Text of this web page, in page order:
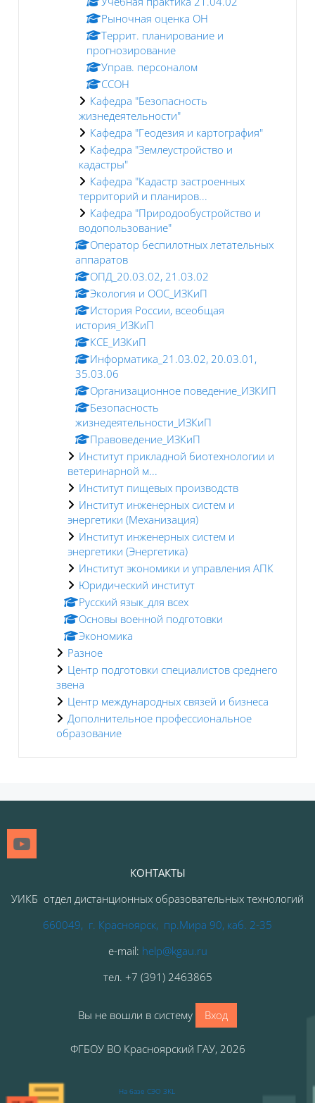
Рыночная оценка ОН
Террит. планирование и
прогнозирование
Управ. персоналом
ССОН
Кафедра "Безопасность
жизнедеятельности"
Кафедра "Геодезия и картография"
Кафедра "Землеустройство и
кадастры"
Кафедра "Кадастр застроенных
территорий и планиров...
Кафедра "Природообустройство и
водопользование"
Оператор беспилотных летательных
аппаратов
ОПД_20.03.02, 21.03.02
Экология и ООС_ИЗКиП
История России, всеобщая
история_ИЗКиП
КСЕ_ИЗКиП
Информатика_21.03.02, 20.03.01,
35.03.06
Организационное поведение_ИЗКИП
Безопасность
жизнедеятельности_ИЗКиП
Правоведение_ИЗКиП
Институт прикладной биотехнологии и
ветеринарной м...
Институт пищевых производств
Институт инженерных систем и
энергетики (Механизация)
Институт инженерных систем и
энергетики (Энергетика)
Институт экономики и управления АПК
Юридический институт
Русский язык_для всех
Основы военной подготовки
Экономика
Разное
Центр подготовки специалистов среднего
звена
Центр международных связей и бизнеса
Дополнительное профессиональное
образование
КОНТАКТЫ
УИКБ отдел дистанционных образовательных технологий
660049, г. Красноярск, пр.Мира 90, каб. 2-35
e-mail: help@kgau.ru
тел. +7 (391) 2463865
Вы не вошли в систему Вход
ФГБОУ ВО Красноярский ГАУ, 2026
На базе СЭО 3KL